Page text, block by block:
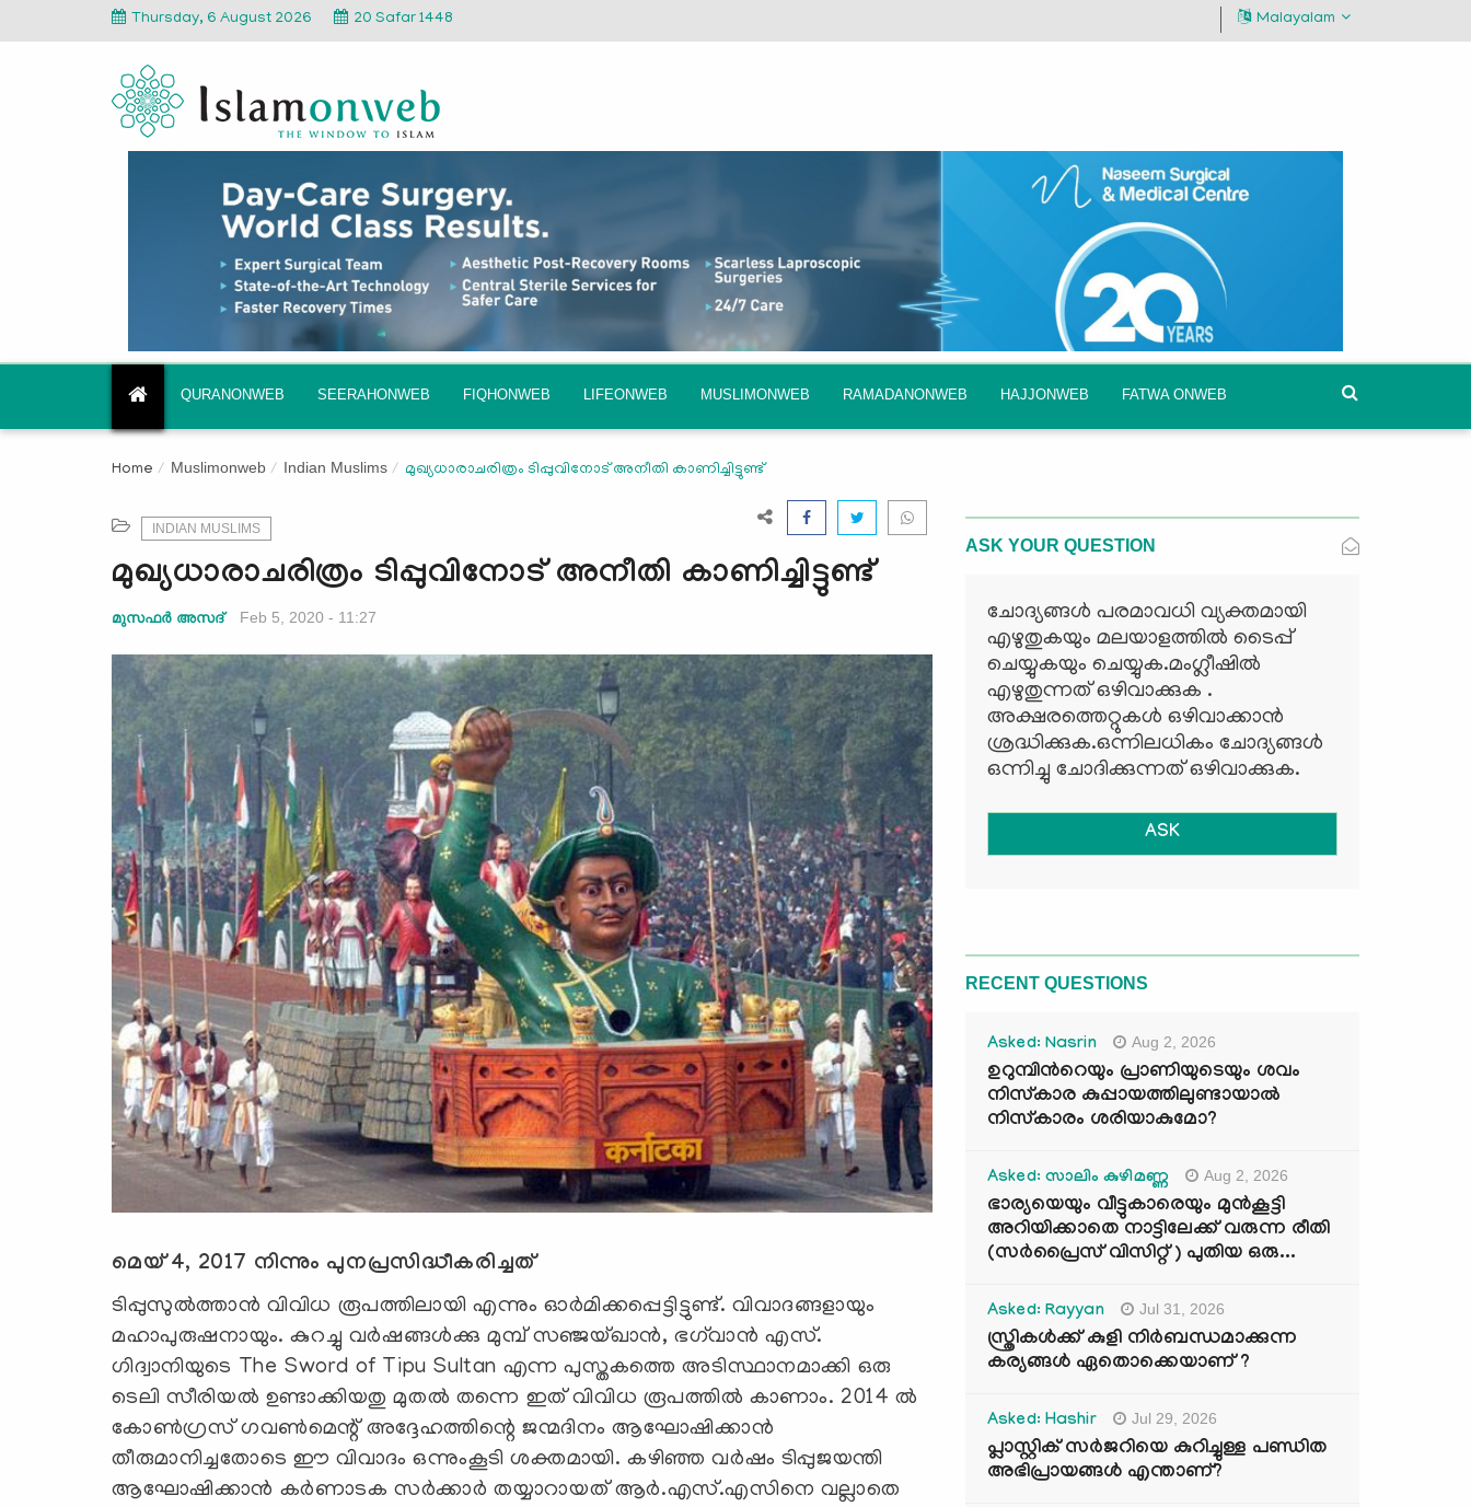
Thursday, 6 August 2026 20 Safar 1448 Malayalam
QURANONWEB SEERAHONWEB FIQHONWEB LIFEONWEB MUSLIMONWEB RAMADANONWEB HAJJONWEB FATWA ONWEB
Home Muslimonweb Indian Muslims മുഖ്യധാരാചരിത്രം ടിപ്പുവിനോട് അനീതി കാണിച്ചിട്ടുണ്ട്
INDIAN MUSLIMS
മുഖ്യധാരാചരിത്രം ടിപ്പുവിനോട് അനീതി കാണിച്ചിട്ടുണ്ട്
മുസഫർ അസദ് Feb 5, 2020 - 11:27
മെയ് 4, 2017 നിന്നും പുനപ്രസിദ്ധീകരിച്ചത്
ടിപ്പുസുല്‍ത്താന്‍ വിവിധ രൂപത്തിലായി എന്നും ഓര്‍മിക്കപ്പെട്ടിട്ടുണ്ട്. വിവാദങ്ങളായും
മഹാപുരുഷനായും. കുറച്ചു വര്‍ഷങ്ങള്‍ക്കു മുമ്പ് സഞ്ജയ്ഖാന്‍, ഭഗ്‌വാന്‍ എസ്.
ഗിദ്വാനിയുടെ The Sword of Tipu Sultan എന്ന പുസ്തകത്തെ അടിസ്ഥാനമാക്കി ഒരു
ടെലി സീരിയല്‍ ഉണ്ടാക്കിയതു മുതല്‍ തന്നെ ഇത് വിവിധ രൂപത്തില്‍ കാണാം. 2014 ല്‍
കോണ്‍ഗ്രസ് ഗവണ്‍മെന്റ് അദ്ദേഹത്തിന്റെ ജന്മദിനം ആഘോഷിക്കാന്‍
തീരുമാനിച്ചതോടെ ഈ വിവാദം ഒന്നുംകൂടി ശക്തമായി. കഴിഞ്ഞ വര്‍ഷം ടിപ്പുജയന്തി
ആഘോഷിക്കാന്‍ കര്‍ണാടക സര്‍ക്കാര്‍ തയ്യാറായത് ആര്‍.എസ്.എസിനെ വല്ലാതെ
ASK YOUR QUESTION
ചോദ്യങ്ങള്‍ പരമാവധി വ്യക്തമായി
എഴുതുകയും മലയാളത്തില്‍ ടൈപ്പ്
ചെയ്യുകയും ചെയ്യുക.മംഗ്ലീഷില്‍
എഴുതുന്നത് ഒഴിവാക്കുക .
അക്ഷരത്തെറ്റുകള്‍ ഒഴിവാക്കാന്‍
ശ്രദ്ധിക്കുക.ഒന്നിലധികം ചോദ്യങ്ങള്‍
ഒന്നിച്ചു ചോദിക്കുന്നത് ഒഴിവാക്കുക.
ASK
RECENT QUESTIONS
Asked: Nasrin Aug 2, 2026
ഉറുമ്പിന്‍റെയും പ്രാണിയുടെയും ശവം
നിസ്കാര കുപ്പായത്തിലുണ്ടായാൽ
നിസ്കാരം ശരിയാകുമോ?
Asked: സാലിം കുഴിമണ്ണ Aug 2, 2026
ഭാര്യയെയും വീട്ടുകാരെയും മുൻകൂട്ടി
അറിയിക്കാതെ നാട്ടിലേക്ക് വരുന്ന രീതി
(സർപ്രൈസ് വിസിറ്റ് ) പുതിയ ഒരു...
Asked: Rayyan Jul 31, 2026
സ്ത്രികൾക്ക് കുളി നിർബന്ധമാക്കുന്ന
കര്യങ്ങൾ ഏതൊക്കെയാണ് ?
Asked: Hashir Jul 29, 2026
പ്ലാസ്റ്റിക് സർജറിയെ കുറിച്ചുള്ള പണ്ഡിത
അഭിപ്രായങ്ങൾ എന്താണ്?